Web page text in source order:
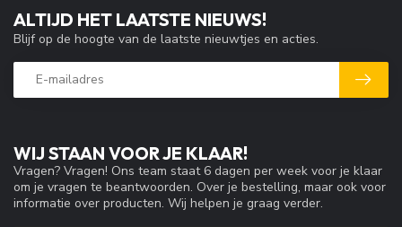
WIJ STAAN VOOR JE KLAAR!
Vragen? Vragen! Ons team staat 6 dagen per week voor je klaar
om je vragen te beantwoorden. Over je bestelling, maar ook voor
informatie over producten. Wij helpen je graag verder.
ALTIJD HET LAATSTE NIEUWS!
Blijf op de hoogte van de laatste nieuwtjes en acties.